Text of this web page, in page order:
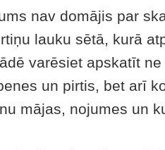
nav domājis par
lauku sētā, kurā
varēsiet apskatīt
un pirtis, bet arī
mājas, nojumes un